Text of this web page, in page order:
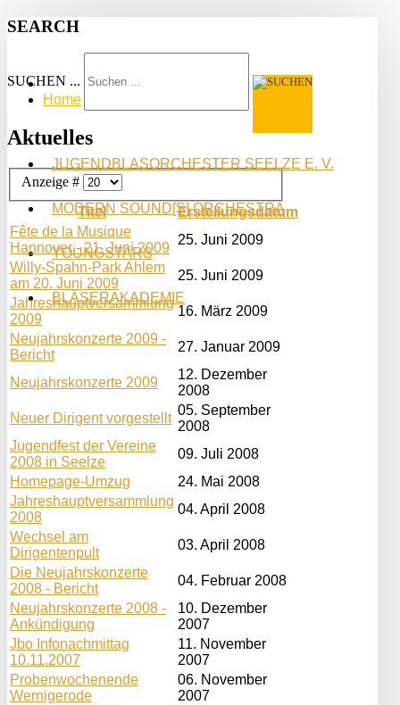
SEARCH
SUCHEN ...
JUGENDBLASORCHESTER SEELZE E. V.
MODERN SOUND[S] ORCHESTRA
YOUNGSTARS
BLÄSERAKADEMIE
Home
Aktuelles
Anzeige #
Titel
Erstellungsdatum
Fête de la Musique
Hannover - 21. Juni 2009
25. Juni 2009
Willy-Spahn-Park Ahlem
am 20. Juni 2009
25. Juni 2009
Jahreshauptversammlung
2009
16. März 2009
Neujahrskonzerte 2009 -
Bericht
27. Januar 2009
Neujahrskonzerte 2009
12. Dezember
2008
Neuer Dirigent vorgestellt
05. September
2008
Jugendfest der Vereine
2008 in Seelze
09. Juli 2008
Homepage-Umzug
24. Mai 2008
Jahreshauptversammlung
2008
04. April 2008
Wechsel am
Dirigentenpult
03. April 2008
Die Neujahrskonzerte
2008 - Bericht
04. Februar 2008
Neujahrskonzerte 2008 -
Ankündigung
10. Dezember
2007
Jbo Infonachmittag
10.11.2007
11. November
2007
Probenwochenende
Wernigerode
06. November
2007